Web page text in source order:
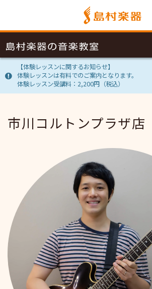
【体験レッスンに関するお知らせ】
体験レッスンは有料でのご案内となります。
体験レッスン受講料：2,200円（税込）
市川コルトンプラザ店